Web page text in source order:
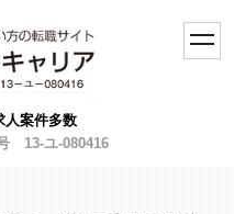
toggle
人案件多数
13-ユ-080416